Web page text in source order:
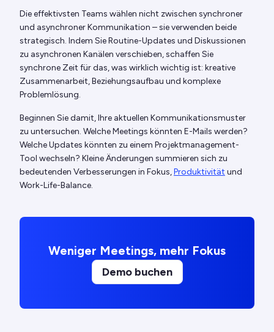
Die effektivsten Teams wählen nicht zwischen synchroner
und asynchroner Kommunikation – sie verwenden beide
strategisch. Indem Sie Routine-Updates und Diskussionen
zu asynchronen Kanälen verschieben, schaffen Sie
synchrone Zeit für das, was wirklich wichtig ist: kreative
Zusammenarbeit, Beziehungsaufbau und komplexe
Problemlösung.
Beginnen Sie damit, Ihre aktuellen Kommunikationsmuster
zu untersuchen. Welche Meetings könnten E-Mails werden?
Welche Updates könnten zu einem Projektmanagement-
Tool wechseln? Kleine Änderungen summieren sich zu
bedeutenden Verbesserungen in Fokus,Produktivität und
Work-Life-Balance.
Weniger Meetings, mehr Fokus
Demo buchen